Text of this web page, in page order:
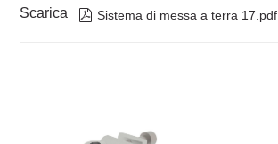
Scarica  Sistema di messa a terra 17.pdf